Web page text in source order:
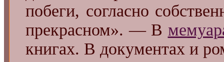
побеги, согласно
прекрасном». — В
книгах. В документах и